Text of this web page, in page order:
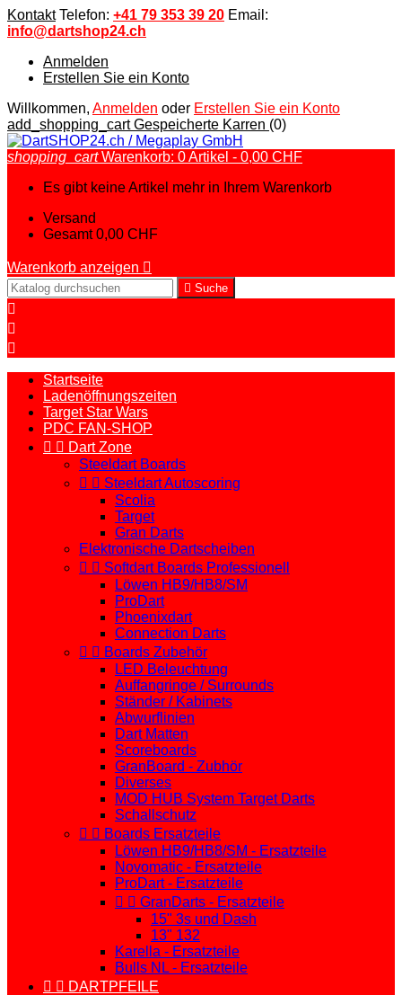
Kontakt Telefon: +41 79 353 39 20 Email:
info@dartshop24.ch
Anmelden
Erstellen Sie ein Konto
Willkommen, Anmelden oder Erstellen Sie ein Konto
add_shopping_cartGespeicherte Karren (0)
shopping_cart Warenkorb: 0Artikel - 0,00 CHF
Es gibt keine Artikel mehr in Ihrem Warenkorb
Versand
Gesamt 0,00 CHF
Warenkorb anzeigen 
 Suche



Startseite
Ladenöffnungszeiten
Target Star Wars
PDC FAN-SHOP
  Dart Zone
Steeldart Boards
  Steeldart Autoscoring
Scolia
Target
Gran Darts
Elektronische Dartscheiben
  Softdart Boards Professionell
Löwen HB9/HB8/SM
ProDart
Phoenixdart
Connection Darts
  Boards Zubehör
LED Beleuchtung
Auffangringe / Surrounds
Ständer / Kabinets
Abwurflinien
Dart Matten
Scoreboards
GranBoard - Zubhör
Diverses
MOD HUB System Target Darts
Schallschutz
  Boards Ersatzteile
Löwen HB9/HB8/SM - Ersatzteile
Novomatic - Ersatzteile
ProDart - Ersatzteile
  GranDarts - Ersatzteile
15" 3s und Dash
13" 132
Karella - Ersatzteile
Bulls NL - Ersatzteile
  DARTPFEILE